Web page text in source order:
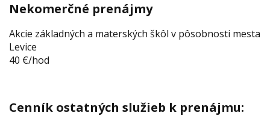
Nekomerčné prenájmy
Akcie základných a materských škôl v pôsobnosti mesta
Levice
40 €/hod
Cenník ostatných služieb k prenájmu: